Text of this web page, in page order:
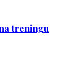
treningu